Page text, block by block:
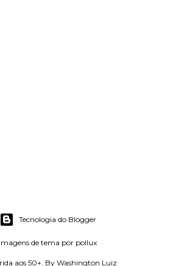
Tecnologia do Blogger
Imagens de tema por pollux
aos 50+. By Washington Luiz